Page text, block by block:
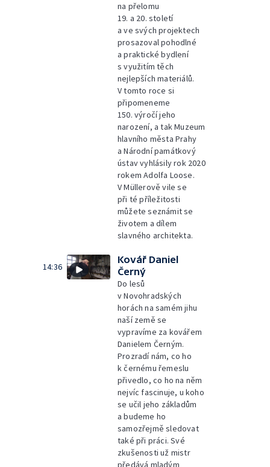
na přelomu
19. a 20. století
a ve svých projektech
prosazoval pohodlné
a praktické bydlení
s využitím těch
nejlepších materiálů.
V tomto roce si
připomeneme
150. výročí jeho
narození, a tak Muzeum
hlavního města Prahy
a Národní památkový
ústav vyhlásily rok 2020
rokem Adolfa Loose.
V Müllerově vile se
při té příležitosti
můžete seznámit se
životem a dílem
slavného architekta.
14:36
Kovář Daniel
Černý
Do lesů
v Novohradských
horách na samém jihu
naší země se
vypravíme za kovářem
Danielem Černým.
Prozradí nám, co ho
k černému řemeslu
přivedlo, co ho na něm
nejvíc fascinuje, u koho
se učil jeho základům
a budeme ho
samozřejmě sledovat
také při práci. Své
zkušenosti už mistr
předává mladým